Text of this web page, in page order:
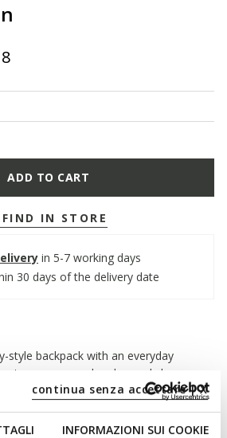
INFORMAZIONI SUI COOKIE
continua senza accettare | X
ADD TO CART
FIND IN STORE
in 5-7 working days
30 days of the delivery date
style backpack with an everyday
cool and casual charm,
capacious backpack with a laid-back
crafted from supple leather and
palette.